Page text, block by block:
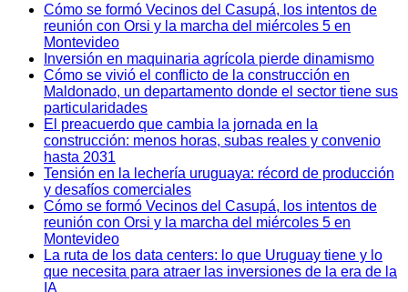
Cómo se formó Vecinos del Casupá, los intentos de
reunión con Orsi y la marcha del miércoles 5 en
Montevideo
Inversión en maquinaria agrícola pierde dinamismo
Cómo se vivió el conflicto de la construcción en
Maldonado, un departamento donde el sector tiene sus
particularidades
El preacuerdo que cambia la jornada en la
construcción: menos horas, subas reales y convenio
hasta 2031
Tensión en la lechería uruguaya: récord de producción
y desafíos comerciales
Cómo se formó Vecinos del Casupá, los intentos de
reunión con Orsi y la marcha del miércoles 5 en
Montevideo
La ruta de los data centers: lo que Uruguay tiene y lo
que necesita para atraer las inversiones de la era de la
IA